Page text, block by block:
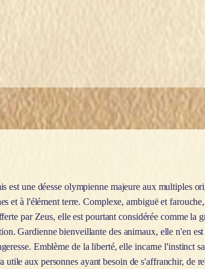
une déesse olympienne majeure aux multiples
et à l'élément terre. Complexe, ambiguë et
par Zeus, elle est pourtant considérée comme la
Gardienne bienveillante des animaux, elle n'en
Emblème de la liberté, elle incarne l'instinct
aux personnes ayant besoin de s'affranchir, de